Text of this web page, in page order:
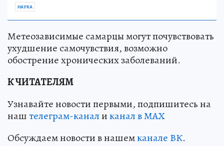
НАУКА
Метеозависимые самарцы могут почувствовать
ухудшение самочувствия, возможно
обострение хронических заболеваний.
К ЧИТАТЕЛЯМ
Узнавайте новости первыми, подпишитесь на
наштелеграм-каналиканал в МАХ
Обсуждаем новости в нашемканале ВК.